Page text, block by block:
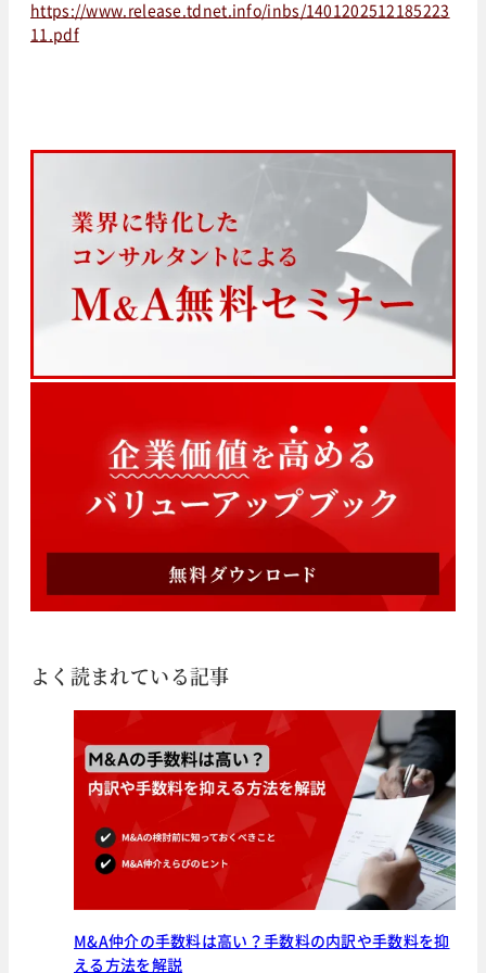
https://www.release.tdnet.info/inbs/1401202512185223
11.pdf
よく読まれている記事
M&A仲介の手数料は高い？手数料の内訳や手数料を抑
える方法を解説